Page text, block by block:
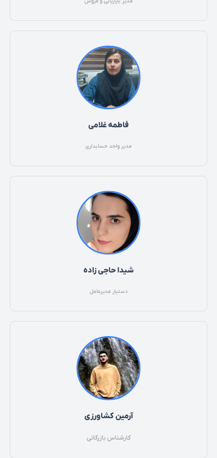
فاطمه غلامی
مدیر واحد حسابداری
شیدا حاجی زاده
دستیار مدیرعامل
آرمین کشاورزی
کارشناس بازرگانی